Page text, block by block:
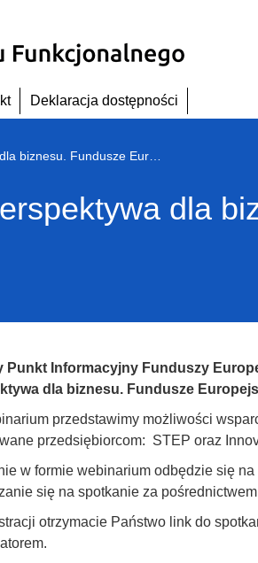
Deklaracja dostępności
dla
Punkt Informacyjny Funduszy
dla biznesu. Fundusze
przedstawimy możliwości
przedsiębiorcom: STEP oraz
w formie webinarium odbędzie się
się na spotkanie za
otrzymacie Państwo link do